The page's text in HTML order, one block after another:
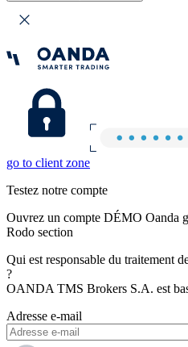
go to client zone
Testez notre compte
Ouvrez un compte DÉMO Oanda
Rodo section
Qui est responsable du traitement
?
OANDA TMS Brokers S.A. est
Adresse e-mail